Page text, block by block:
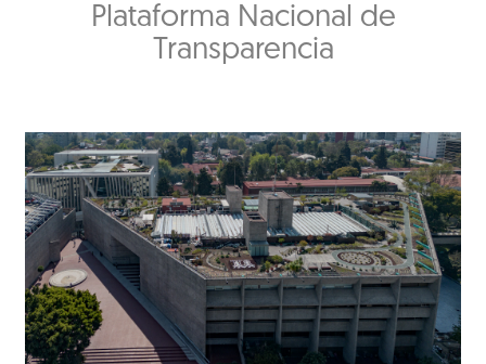
Plataforma Nacional de
Transparencia